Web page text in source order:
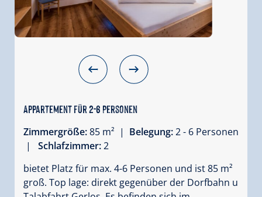
Appartement für 2-6 Personen
Zimmergröße:85 m² | Belegung:2 - 6 Personen
|
Schlafzimmer:2
bietet Platz für max. 4-6 Personen und ist 85 m²
groß. Top lage: direkt gegenüber der Dorfbahn u